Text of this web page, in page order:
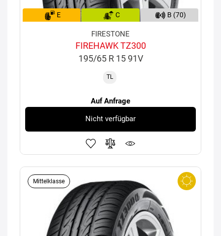
E C B (70)
FIRESTONE
FIREHAWK TZ300
195/65 R 15 91V
TL
Auf Anfrage
Nicht verfügbar
Mittelklasse